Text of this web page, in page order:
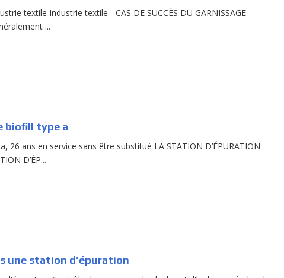
textile Industrie textile - CAS DE SUCCÈS DU GARNISSAGE
...
biofill type a
26 ans en service sans être substitué LA STATION D’ÉPURATION
D’ÉP...
une station d’épuration